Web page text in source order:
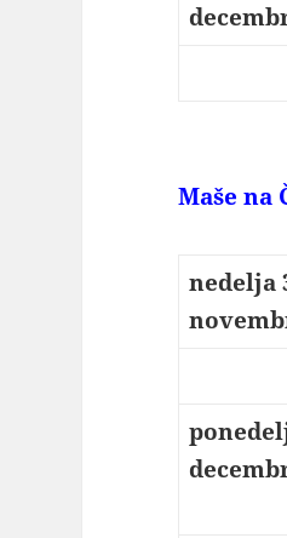
Maše na
nedelja